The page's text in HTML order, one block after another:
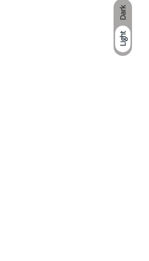
Dark
Light